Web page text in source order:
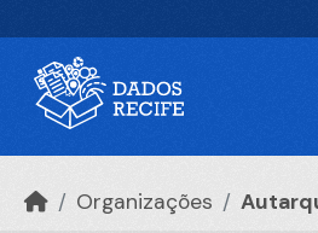
Organizações